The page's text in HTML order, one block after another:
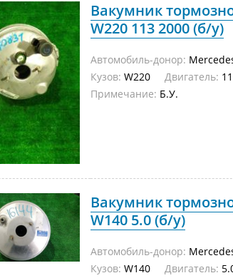
Вакумник
W220 113 2000 (б/у)
Автомобиль-донор:
Кузов: W220 Двигатель:
Примечание: Б.У.
Вакумник
W140 5.0 (б/у)
Автомобиль-донор:
Кузов: W140 Двигатель: